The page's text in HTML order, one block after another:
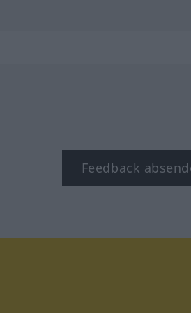
Feedback